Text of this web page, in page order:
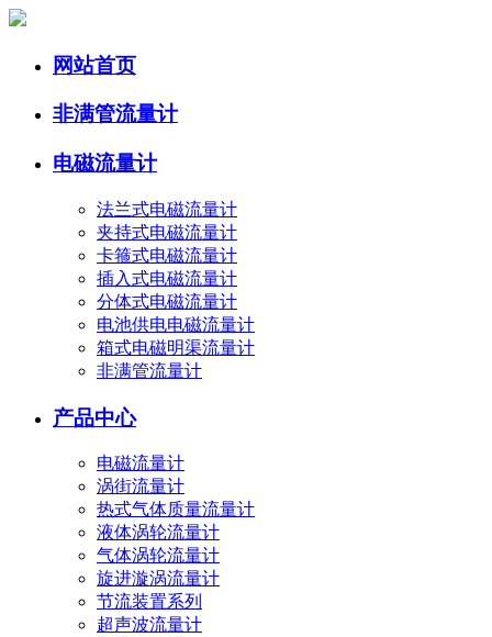
网站首页
非满管流量计
电磁流量计
法兰式电磁流量计
夹持式电磁流量计
卡箍式电磁流量计
插入式电磁流量计
分体式电磁流量计
电池供电电磁流量计
箱式电磁明渠流量计
非满管流量计
产品中心
电磁流量计
涡街流量计
热式气体质量流量计
液体涡轮流量计
气体涡轮流量计
旋进漩涡流量计
节流装置系列
超声波流量计